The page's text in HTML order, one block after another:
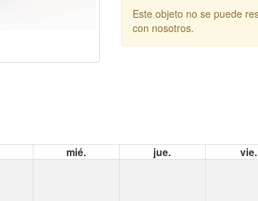
Este objeto no se puede
con nosotros.
mié. jue. vie.